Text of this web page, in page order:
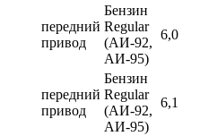
передний
привод
Бензин
Regular
(АИ-92,
АИ-95)
6,0
передний
привод
Бензин
Regular
(АИ-92,
АИ-95)
6,1